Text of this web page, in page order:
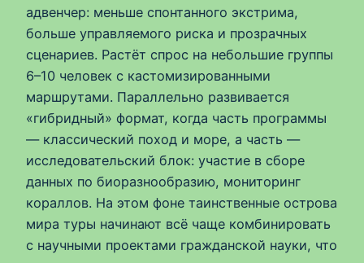
адвенчер: меньше спонтанного экстрима,
больше управляемого риска и прозрачных
сценариев. Растёт спрос на небольшие группы
6–10 человек с кастомизированными
маршрутами. Параллельно развивается
«гибридный» формат, когда часть программы
— классический поход и море, а часть —
исследовательский блок: участие в сборе
данных по биоразнообразию, мониторинг
кораллов. На этом фоне таинственные острова
мира туры начинают всё чаще комбинировать
с научными проектами гражданской науки, что